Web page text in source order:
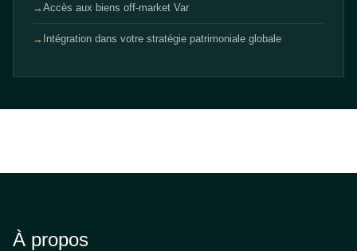
→Accès aux biens off-market Var
→ Intégration dans votre stratégie patrimoniale globale
À propos